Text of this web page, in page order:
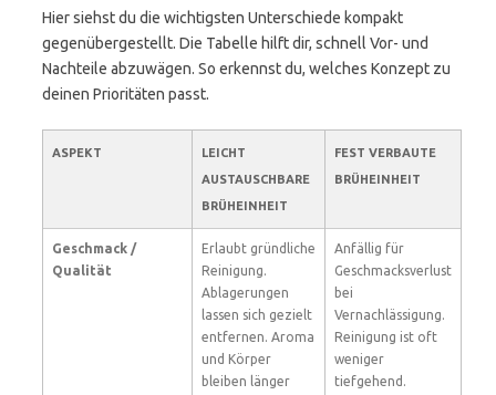
Hier siehst du die wichtigsten Unterschiede kompakt
gegenübergestellt. Die Tabelle hilft dir, schnell Vor- und
Nachteile abzuwägen. So erkennst du, welches Konzept zu
deinen Prioritäten passt.
ASPEKT
LEICHT
AUSTAUSCHBARE
BRÜHEINHEIT
FEST VERBAUTE
BRÜHEINHEIT
Geschmack /
Qualität
Erlaubt gründliche
Reinigung.
Ablagerungen
lassen sich gezielt
entfernen. Aroma
und Körper
bleiben länger
Anfällig für
Geschmacksverlust
bei
Vernachlässigung.
Reinigung ist oft
weniger
tiefgehend.